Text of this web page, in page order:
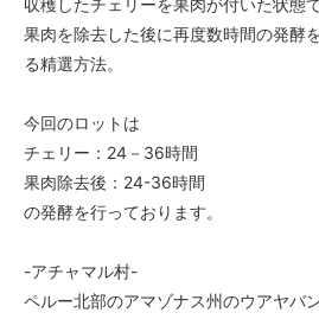
収穫したチェリーを果肉が付いた状態
果肉を除去した後に再度数時間の発酵
る精選方法。
今回のロットは
チェリー：24－36時間
果肉除去後：24-36時間
の発酵を行っております。
-アチャマル村-
ペルー北部のアマゾナス州のウアヤバ